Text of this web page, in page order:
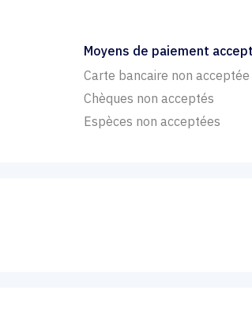
Moyens de paiement
Carte bancaire non acceptée
Chèques non acceptés
Espèces non acceptées